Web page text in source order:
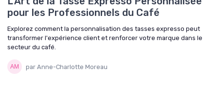
pour les Professionnels du Café
Explorez comment la personnalisation des tasses expresso peut
transformer l'expérience client et renforcer votre marque dans le
secteur du café.
par Anne-Charlotte Moreau